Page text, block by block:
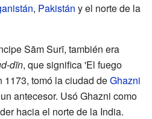
, Pakistán y el norte de la
Sām Surī, también era
dīn, que significa 'El fuego
tomó la ciudad deGhazni
antecesor. Usó Ghazni como
hacia el norte de la India.